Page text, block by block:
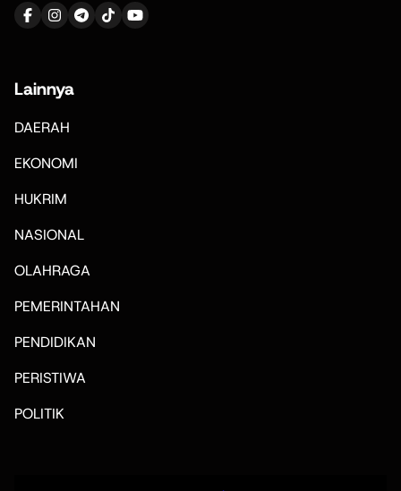
Lainnya
DAERAH
EKONOMI
HUKRIM
NASIONAL
OLAHRAGA
PEMERINTAHAN
PENDIDIKAN
PERISTIWA
POLITIK